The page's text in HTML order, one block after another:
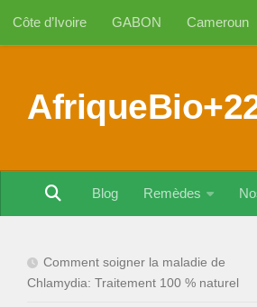
Au dessous du contenu
Côte d’Ivoire GABON Cameroun
Blog Remèdes
Comment soigner la maladie de
Chlamydia: Traitement 100 % naturel